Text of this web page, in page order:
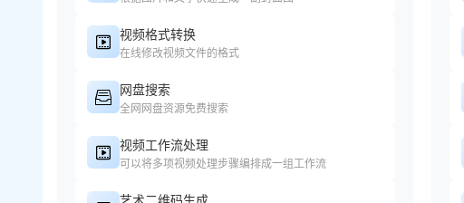
视频格式转换
在线修改视频文件的格式
网盘搜索
全网网盘资源免费搜索
视频工作流处理
可以将多项视频处理步骤编排成一组工作流
艺术二维码生成